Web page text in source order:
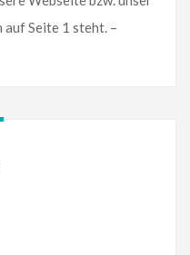
Seite 1 steht. –